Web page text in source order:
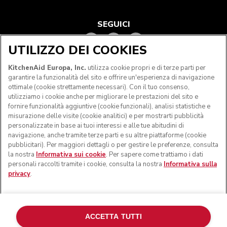
SEGUICI
© KitchenAid 2026 - Tutti i diritti riservati. KitchenAid e il
design della planetaria sono marchi commerciali negli Stati
Uniti e altrove.
UTILIZZO DEI COOKIES
KitchenAid Europa, Inc. utilizza cookie propri e di terze parti per
garantire la funzionalità del sito e offrire un'esperienza di navigazione
ottimale (cookie strettamente necessari). Con il tuo consenso,
utilizziamo i cookie anche per migliorare le prestazioni del sito e
fornire funzionalità aggiuntive (cookie funzionali), analisi statistiche e
misurazione delle visite (cookie analitici) e per mostrarti pubblicità
personalizzate in base ai tuoi interessi e alle tue abitudini di
navigazione, anche tramite terze parti e su altre piattaforme (cookie
pubblicitari). Per maggiori dettagli o per gestire le preferenze, consulta
la nostra Informativa sui cookie. Per sapere come trattiamo i dati
personali raccolti tramite i cookie, consulta la nostra Informativa sulla
privacy.
ACCETTA TUTTI